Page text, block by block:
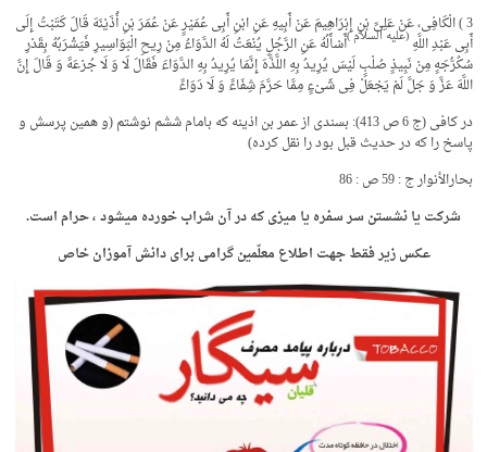
3 ) الْکَافِی، عَنْ عَلِیِّ بْنِ إِبْرَاهِیمَ عَنْ أَبِیهِ عَنِ ابْنِ أَبِی عُمَیْرٍ عَنْ عُمَرَ بْنِ أُذَیْنَهَ قَالَ کَتَبْتُ إِلَى
أَبِی عَبْدِ اللَّهِ(علیه السلام)أَسْأَلُهُ عَنِ الرَّجُلِ یُنْعَتُ لَهُ الدَّوَاءُ مِنْ رِیحِ الْبَوَاسِیرِ فَیَشْرَبُهُ بِقَدْرِ
سُکُرُّجَهٍ مِنْ نَبِیذٍ صُلْبٍ لَیْسَ یُرِیدُ بِهِ اللَّذَّهَ إِنَّمَا یُرِیدُ بِهِ الدَّوَاءَ فَقَالَ لَا وَ لَا جُرْعَهً وَ قَالَ إِنَّ
اللَّهَ عَزَّ وَ جَلَّ لَمْ یَجْعَلْ فِی شَیْ‏ءٍ مِمَّا حَرَّمَ شِفَاءً وَ لَا دَوَاءً
در کافى (ج 6 ص 413): بسندى از عمر بن اذینه که بامام ششم نوشتم (و همین پرسش و
پاسخ را که در حدیث قبل بود را نقل کرده)
بحارالأنوار ج : 59 ص : 86
شرکت یا نشستن سر سفره یا میزی که در آن شراب خورده می­شود ، حرام است.
عکس زیر فقط جهت اطلاع معلّمین گرامی برای دانش ­آموزان خاص